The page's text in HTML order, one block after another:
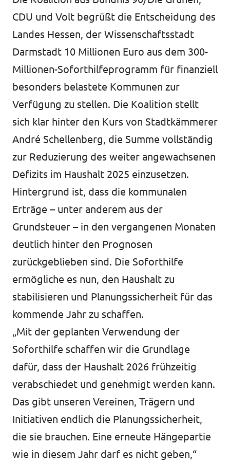
Impressum
CDU und Volt begrüßt die Entscheidung des
Landes Hessen, der Wissenschaftsstadt
Darmstadt 10 Millionen Euro aus dem 300-
Millionen-Soforthilfeprogramm für finanziell
besonders belastete Kommunen zur
Verfügung zu stellen. Die Koalition stellt
sich klar hinter den Kurs von Stadtkämmerer
André Schellenberg, die Summe vollständig
zur Reduzierung des weiter angewachsenen
Defizits im Haushalt 2025 einzusetzen.
Hintergrund ist, dass die kommunalen
Erträge – unter anderem aus der
Grundsteuer – in den vergangenen Monaten
deutlich hinter den Prognosen
zurückgeblieben sind. Die Soforthilfe
ermögliche es nun, den Haushalt zu
stabilisieren und Planungssicherheit für das
kommende Jahr zu schaffen.
„Mit der geplanten Verwendung der
Soforthilfe schaffen wir die Grundlage
dafür, dass der Haushalt 2026 frühzeitig
verabschiedet und genehmigt werden kann.
Das gibt unseren Vereinen, Trägern und
Initiativen endlich die Planungssicherheit,
die sie brauchen. Eine erneute Hängepartie
wie in diesem Jahr darf es nicht geben,“